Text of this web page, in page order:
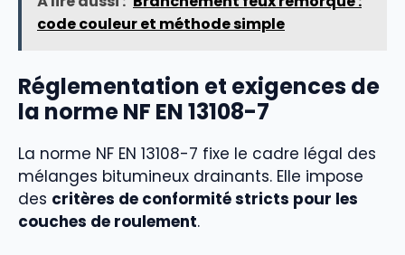
code couleur et méthode simple
Réglementation et exigences de
la norme NF EN 13108-7
La norme NF EN 13108-7 fixe le cadre légal des
mélanges bitumineux drainants. Elle impose
des critères de conformité stricts pour les
couches de roulement.